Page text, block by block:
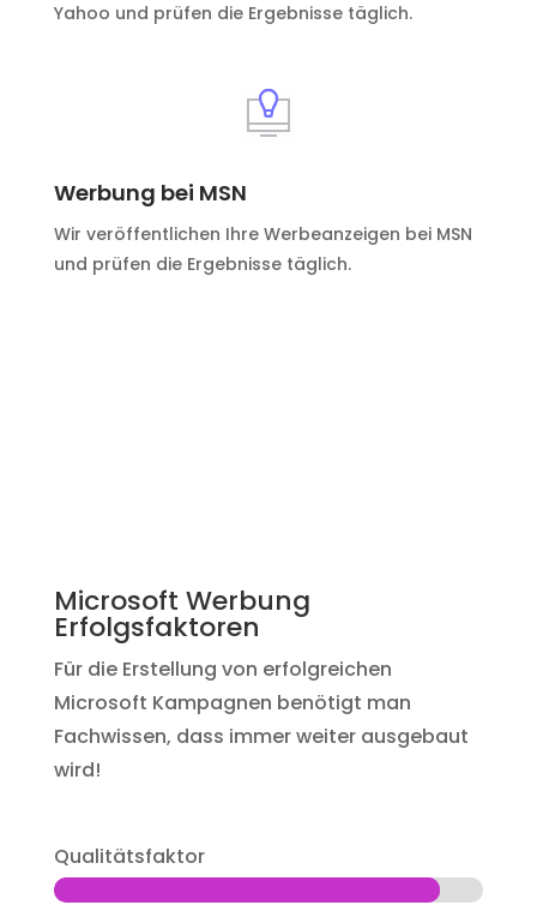
Yahoo und prüfen die Ergebnisse täglich.
Werbung bei MSN
Wir veröffentlichen Ihre Werbeanzeigen bei MSN
und prüfen die Ergebnisse täglich.
Microsoft Werbung
Erfolgsfaktoren
Für die Erstellung von erfolgreichen
Microsoft Kampagnen benötigt man
Fachwissen, dass immer weiter ausgebaut
wird!
Qualitätsfaktor